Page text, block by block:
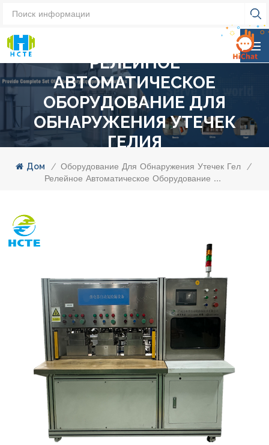
РЕЛЕЙНОЕ
АВТОМАТИЧЕСКОЕ
ОБОРУДОВАНИЕ ДЛЯ
ОБНАРУЖЕНИЯ УТЕЧЕК
ГЕЛИЯ
Дом / Оборудование Для Обнаружения Утечек Гелия
/
Релейное Автоматическое Оборудование Для Обнаружения Утечек Гелия